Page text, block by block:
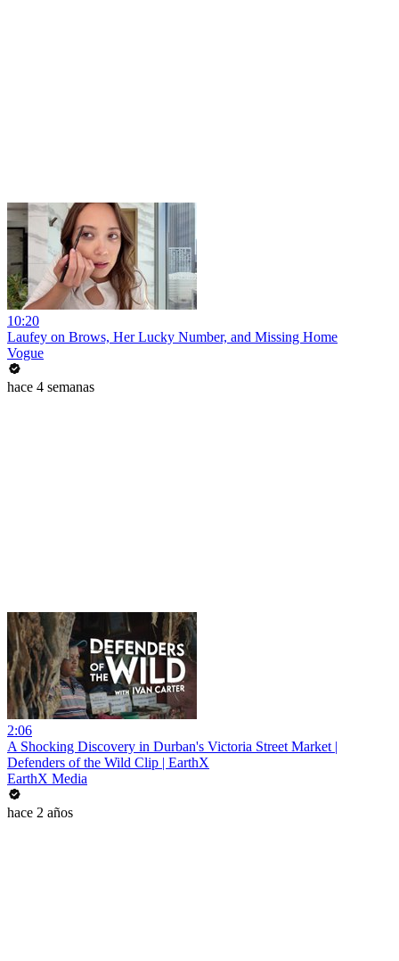
10:20
Laufey on Brows, Her Lucky Number, and Missing Home
Vogue
hace 4 semanas
2:06
A Shocking Discovery in Durban's Victoria Street Market |
Defenders of the Wild Clip | EarthX
EarthX Media
hace 2 años